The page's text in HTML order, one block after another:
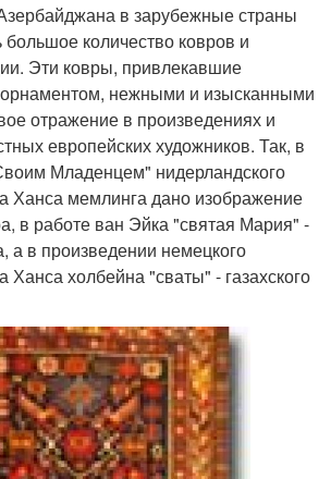
в зарубежные страны
большое количество ковров и
Эти ковры, привлекавшие
нежными и изысканными
отражение в произведениях и
европейских художников. Так, в
Младенцем" нидерландского
Ханса мемлинга дано изображение
в работе ван Эйка "святая Мария" -
а в произведении немецкого
Ханса холбейна "сваты" - газахского